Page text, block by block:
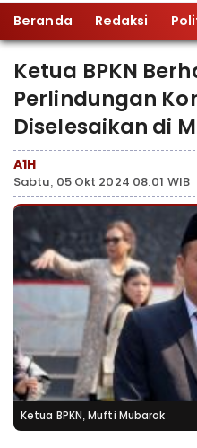
Beranda Redaksi
Ketua BPKN
Perlindungan
Diselesaikan di
A1H
Sabtu, 05 Okt 2024 08:01 WIB
Ketua BPKN, Mufti Mubarok